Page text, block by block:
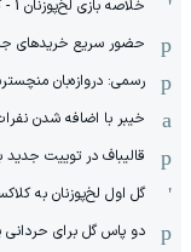
خلاصه بازی لخ‌پوزنان 1 - کلاکسویک 0
حضور سریع خریدهای
رسمی: دروازه‌بان
خیبر با اضافه شدن
قالیباف در توییت جدید
گل اول لخ‌پوزنان به
دو پاس گل برای